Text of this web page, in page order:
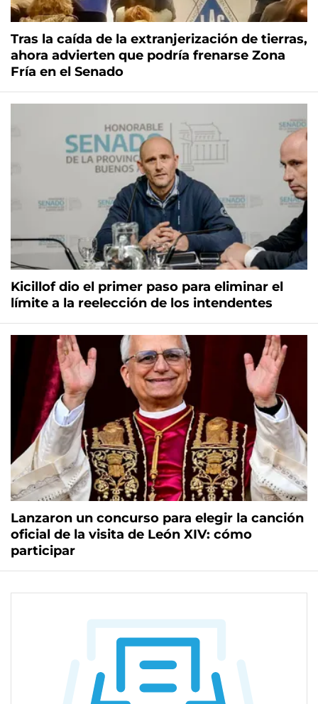
Tras la caída de la extranjerización de tierras,
ahora advierten que podría frenarse Zona
Fría en el Senado
Kicillof dio el primer paso para eliminar el
límite a la reelección de los intendentes
Lanzaron un concurso para elegir la canción
oficial de la visita de León XIV: cómo
participar